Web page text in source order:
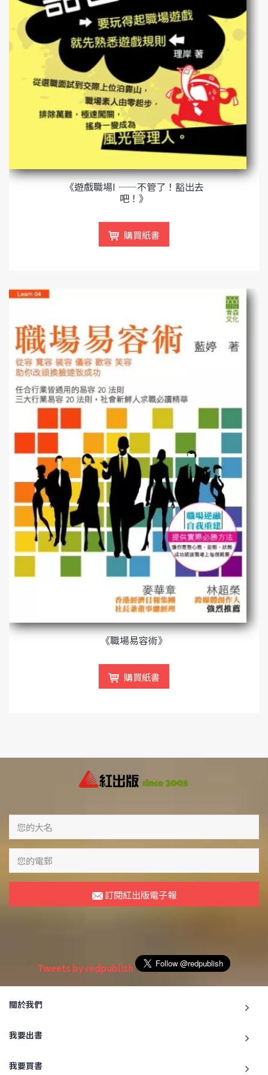
《遊戲職場I ——不管了！豁出去
吧！》
購買紙書
《職場易容術》
購買紙書
訂閱紅出版電子報
Tweets by redpublish
關於我們
我要出書
我要買書